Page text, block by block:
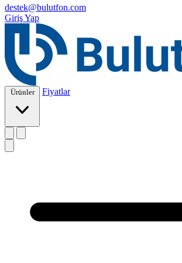
destek@bulutfon.com
Giriş Yap
Ürünler Fiyatlar